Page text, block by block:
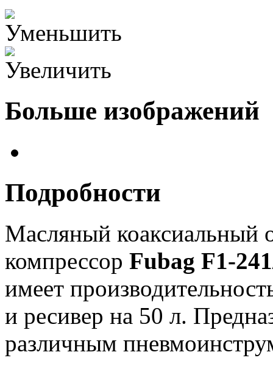
Больше изображений
Подробности
Масляный коаксиальный
компрессор Fubag F1-
имеет
и ресивер на 50 л.
различным